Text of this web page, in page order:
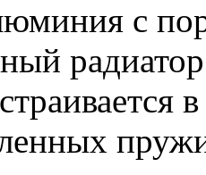
с
радиатор